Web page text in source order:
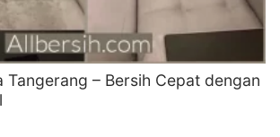
Tangerang – Bersih Cepat dengan